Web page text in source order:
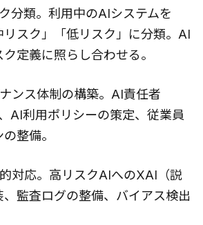
分類。利用中のAIシステムを
リスク」「低リスク」に分類。AI
定義に照らし合わせる。
ンス体制の構築。AI責任者
AI利用ポリシーの策定、従業員
整備。
対応。高リスクAIへのXAI（説
監査ログの整備、バイアス検出